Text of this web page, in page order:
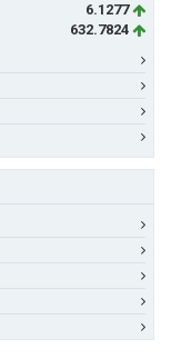
6.1277
632.7824